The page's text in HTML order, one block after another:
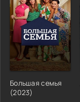
Большая семья
(2023)